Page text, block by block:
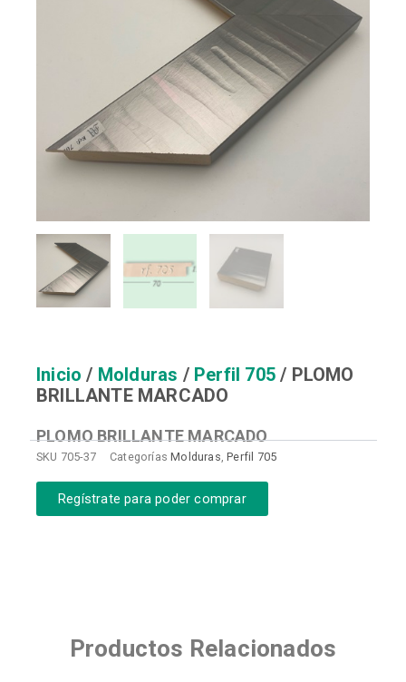
Inicio / Molduras / Perfil 705 / PLOMO
BRILLANTE MARCADO
PLOMO BRILLANTE MARCADO
SKU 705-37 Categorías Molduras ,Perfil 705
Regístrate para poder comprar
Productos Relacionados